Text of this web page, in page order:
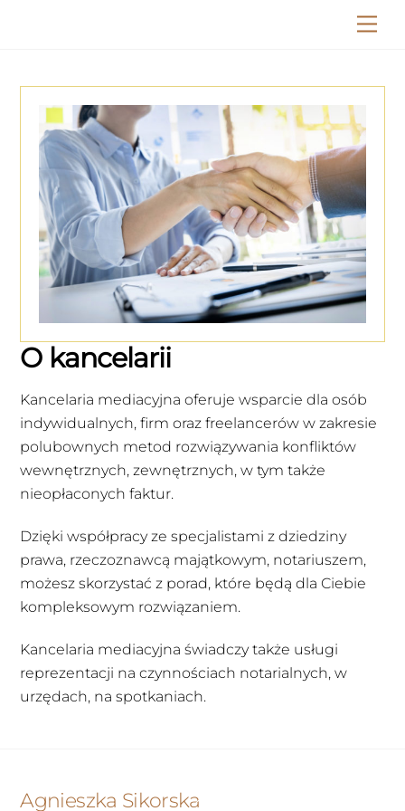
O kancelarii
Kancelaria mediacyjna oferuje wsparcie dla osób
indywidualnych, firm oraz freelancerów w zakresie
polubownych metod rozwiązywania konfliktów
wewnętrznych, zewnętrznych, w tym także
nieopłaconych faktur.
Dzięki współpracy ze specjalistami z dziedziny
prawa, rzeczoznawcą majątkowym, notariuszem,
możesz skorzystać z porad, które będą dla Ciebie
kompleksowym rozwiązaniem.
Kancelaria mediacyjna świadczy także usługi
reprezentacji na czynnościach notarialnych, w
urzędach, na spotkaniach.
Agnieszka Sikorska